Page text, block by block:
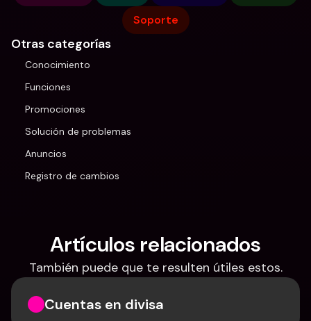
Soporte
Otras categorías
Conocimiento
Funciones
Promociones
Solución de problemas
Anuncios
Registro de cambios
Artículos relacionados
También puede que te resulten útiles estos.
Cuentas en divisa